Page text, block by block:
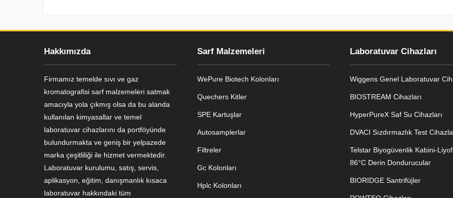
Hakkımızda
Firmamız temelde sıvı ve gaz
kromatografisi sarf malzemeleri satmak
amacıyla yola çıkmış olsa da bu alanda
kullanılan kimyasallar ve temel
laboratuvar cihazlarını da portföyünde
bulundurmakta ve geniş bir yelpazede
marka çeşitliliği ile hizmet vermektedir.
Laboratuvar kurulumu, satış, servis,
aplikasyon, eğitim, danışmanlık kısaca
laboratuvar hakkındaki tüm
Sarf Malzemeleri
WePure Biotech Kolonları
Quechers Kitler
SPE Kartuşlar
Autosamplerlar
Filtreler
Gc Kolonları
Hplc Kolonları
Laboratuvar Cihazları
Wiggens Genel Laboratuvar
BIOSTREAM Cihazları
HyperPureX Saf Su Cihazları
DVACI Sızdırmazlık Test
Telstar Biyogüvenlik Kabini-
86°C Derin Dondurucular
BIORIDGE Santrifüjler
Genel Laboratuvar Cihazları